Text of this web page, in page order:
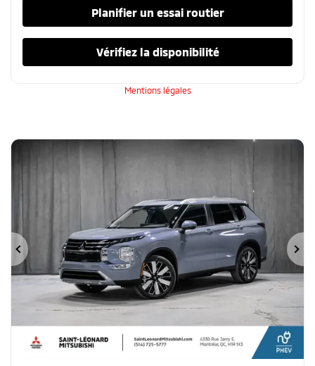
Planifier un essai routier
Vérifiez la disponibilité
Mentions légales
Précédent